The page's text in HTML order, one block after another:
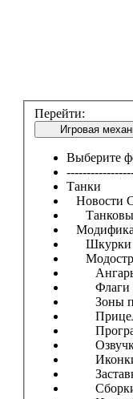
Перейти:
Игровая
Выберите
Танки
Новости
Шкурки
Флаги
Зоны